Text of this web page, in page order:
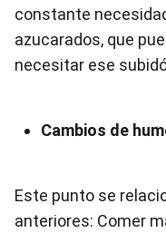
constante
azucarados, que
necesitar ese
Cambios de
Este punto se
anteriores: Comer